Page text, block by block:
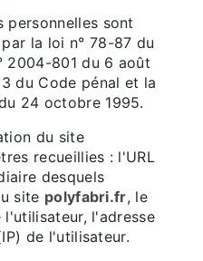
personnelles sont
la loi n° 78-87 du
2004-801 du 6 août
du Code pénal et la
24 octobre 1995.
du site
recueillies : l'URL
desquels
site polyfabri.fr, le
l'adresse
de l'utilisateur.